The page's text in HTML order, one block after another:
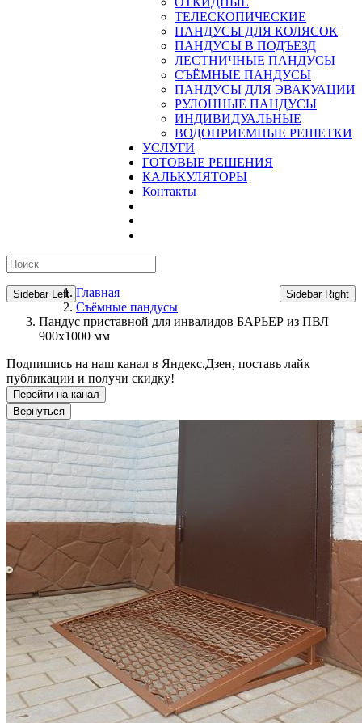
ТЕЛЕСКОПИЧЕСКИЕ
ПАНДУСЫ ДЛЯ КОЛЯСОК
ПАНДУСЫ В ПОДЪЕЗД
ЛЕСТНИЧНЫЕ ПАНДУСЫ
CЪЁМНЫЕ ПАНДУСЫ
ПАНДУСЫ ДЛЯ ЭВАКУАЦИИ
РУЛОННЫЕ ПАНДУСЫ
ИНДИВИДУАЛЬНЫЕ
ВОДОПРИЕМНЫЕ РЕШЕТКИ
УСЛУГИ
ГОТОВЫЕ РЕШЕНИЯ
КАЛЬКУЛЯТОРЫ
Контакты
Sidebar Left Sidebar Right
Главная
Съёмные пандусы
Пандус приставной для инвалидов БАРЬЕР из ПВЛ
900х1000 мм
Подпишись на наш канал в Яндекс.Дзен, поставь лайк
публикации и получи скидку!